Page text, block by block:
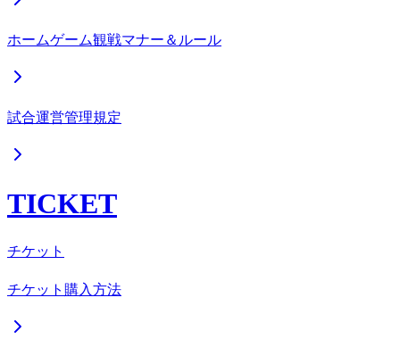
ホームゲーム観戦マナー＆ルール
試合運営管理規定
TICKET
チケット
チケット購入方法